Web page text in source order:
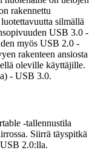
rakennettu
silmällä
USB 3.0 -
myös USB 2.0 -
rakenteen ansiosta
oleville käyttäjille.
- USB 3.0.
-tallennustila
Siirrä täyspitkä
2.0:lla.